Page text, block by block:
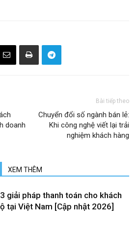
doanh
Bài tiếp theo
Chuyển đổi số ngành bán lẻ:
Khi công nghệ viết lại trải
nghiệm khách hàng
XEM THÊM
giải pháp thanh toán cho khách
tại Việt Nam [Cập nhật 2026]